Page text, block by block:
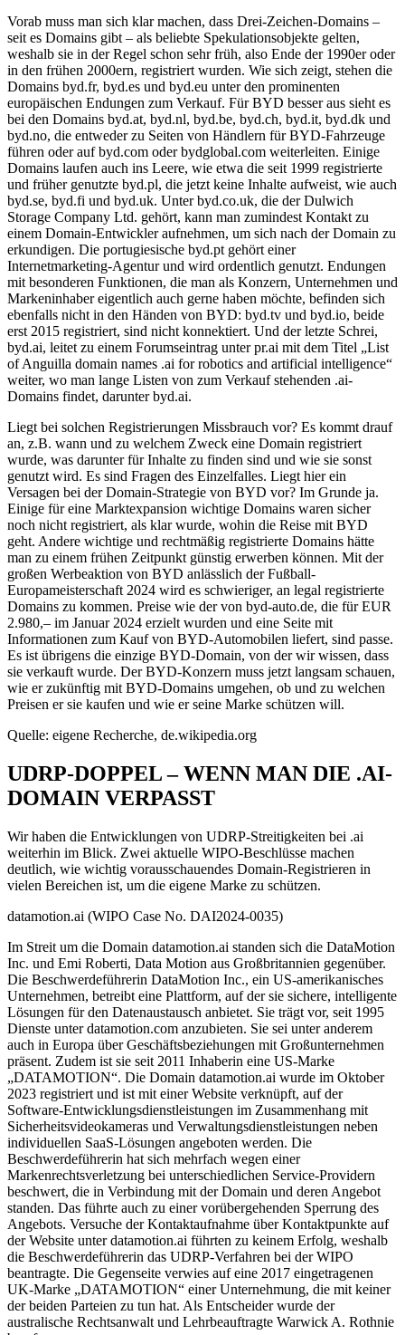
Vorab muss man sich klar machen, dass Drei-Zeichen-Domains –
seit es Domains gibt – als beliebte Spekulationsobjekte gelten,
weshalb sie in der Regel schon sehr früh, also Ende der 1990er oder
in den frühen 2000ern, registriert wurden. Wie sich zeigt, stehen die
Domains byd.fr, byd.es und byd.eu unter den prominenten
europäischen Endungen zum Verkauf. Für BYD besser aus sieht es
bei den Domains byd.at, byd.nl, byd.be, byd.ch, byd.it, byd.dk und
byd.no, die entweder zu Seiten von Händlern für BYD-Fahrzeuge
führen oder auf byd.com oder bydglobal.com weiterleiten. Einige
Domains laufen auch ins Leere, wie etwa die seit 1999 registrierte
und früher genutzte byd.pl, die jetzt keine Inhalte aufweist, wie auch
byd.se, byd.fi und byd.uk. Unter byd.co.uk, die der Dulwich
Storage Company Ltd. gehört, kann man zumindest Kontakt zu
einem Domain-Entwickler aufnehmen, um sich nach der Domain zu
erkundigen. Die portugiesische byd.pt gehört einer
Internetmarketing-Agentur und wird ordentlich genutzt. Endungen
mit besonderen Funktionen, die man als Konzern, Unternehmen und
Markeninhaber eigentlich auch gerne haben möchte, befinden sich
ebenfalls nicht in den Händen von BYD: byd.tv und byd.io, beide
erst 2015 registriert, sind nicht konnektiert. Und der letzte Schrei,
byd.ai, leitet zu einem Forumseintrag unter pr.ai mit dem Titel „List
of Anguilla domain names .ai for robotics and artificial intelligence“
weiter, wo man lange Listen von zum Verkauf stehenden .ai-
Domains findet, darunter byd.ai.
Liegt bei solchen Registrierungen Missbrauch vor? Es kommt drauf
an, z.B. wann und zu welchem Zweck eine Domain registriert
wurde, was darunter für Inhalte zu finden sind und wie sie sonst
genutzt wird. Es sind Fragen des Einzelfalles. Liegt hier ein
Versagen bei der Domain-Strategie von BYD vor? Im Grunde ja.
Einige für eine Marktexpansion wichtige Domains waren sicher
noch nicht registriert, als klar wurde, wohin die Reise mit BYD
geht. Andere wichtige und rechtmäßig registrierte Domains hätte
man zu einem frühen Zeitpunkt günstig erwerben können. Mit der
großen Werbeaktion von BYD anlässlich der Fußball-
Europameisterschaft 2024 wird es schwieriger, an legal registrierte
Domains zu kommen. Preise wie der von byd-auto.de, die für EUR
2.980,– im Januar 2024 erzielt wurden und eine Seite mit
Informationen zum Kauf von BYD-Automobilen liefert, sind passe.
Es ist übrigens die einzige BYD-Domain, von der wir wissen, dass
sie verkauft wurde. Der BYD-Konzern muss jetzt langsam schauen,
wie er zukünftig mit BYD-Domains umgehen, ob und zu welchen
Preisen er sie kaufen und wie er seine Marke schützen will.
Quelle: eigene Recherche, de.wikipedia.org
UDRP-DOPPEL – WENN MAN DIE .AI-
DOMAIN VERPASST
Wir haben die Entwicklungen von UDRP-Streitigkeiten bei .ai
weiterhin im Blick. Zwei aktuelle WIPO-Beschlüsse machen
deutlich, wie wichtig vorausschauendes Domain-Registrieren in
vielen Bereichen ist, um die eigene Marke zu schützen.
datamotion.ai (WIPO Case No. DAI2024-0035)
Im Streit um die Domain datamotion.ai standen sich die DataMotion
Inc. und Emi Roberti, Data Motion aus Großbritannien gegenüber.
Die Beschwerdeführerin DataMotion Inc., ein US-amerikanisches
Unternehmen, betreibt eine Plattform, auf der sie sichere, intelligente
Lösungen für den Datenaustausch anbietet. Sie trägt vor, seit 1995
Dienste unter datamotion.com anzubieten. Sie sei unter anderem
auch in Europa über Geschäftsbeziehungen mit Großunternehmen
präsent. Zudem ist sie seit 2011 Inhaberin eine US-Marke
„DATAMOTION“. Die Domain datamotion.ai wurde im Oktober
2023 registriert und ist mit einer Website verknüpft, auf der
Software-Entwicklungsdienstleistungen im Zusammenhang mit
Sicherheitsvideokameras und Verwaltungsdienstleistungen neben
individuellen SaaS-Lösungen angeboten werden. Die
Beschwerdeführerin hat sich mehrfach wegen einer
Markenrechtsverletzung bei unterschiedlichen Service-Providern
beschwert, die in Verbindung mit der Domain und deren Angebot
standen. Das führte auch zu einer vorübergehenden Sperrung des
Angebots. Versuche der Kontaktaufnahme über Kontaktpunkte auf
der Website unter datamotion.ai führten zu keinem Erfolg, weshalb
die Beschwerdeführerin das UDRP-Verfahren bei der WIPO
beantragte. Die Gegenseite verwies auf eine 2017 eingetragenen
UK-Marke „DATAMOTION“ einer Unternehmung, die mit keiner
der beiden Parteien zu tun hat. Als Entscheider wurde der
australische Rechtsanwalt und Lehrbeauftragte Warwick A. Rothnie